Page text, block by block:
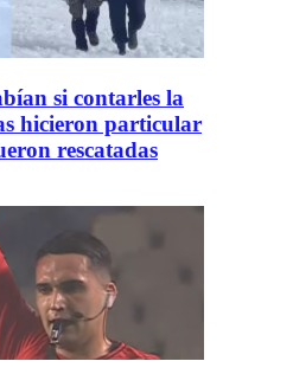
si contarles la
hicieron particular
rescatadas